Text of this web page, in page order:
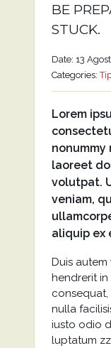
BE
STUCK.
Date: 13
Categories:
Lorem
laoreet
volutpat.
veniam,
aliquip ex
Duis
hendrerit
nulla
iusto odio
luptatum